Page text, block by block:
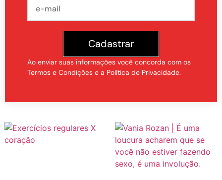
Cadastrar
Ao enviar suas informações você concorda com os
Termos e Condições e a Política de Privacidade.